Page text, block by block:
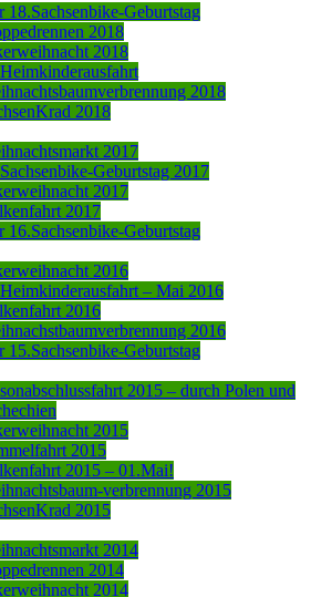
18.Sachsenbike-Geburtstag
2018
2018
2018
2018
2017
Geburtstag 2017
2017
2017
16.Sachsenbike-Geburtstag
2016
– Mai 2016
2016
2016
15.Sachsenbike-Geburtstag
2015 – durch Polen und
2015
2015
2015 – 01.Mai!
verbrennung 2015
2015
2014
2014
2014